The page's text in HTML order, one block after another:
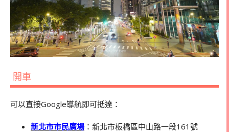
開車
可以直接Google導航即可抵達：
新北市市民廣場 ：新北市板橋區中山路一段161號